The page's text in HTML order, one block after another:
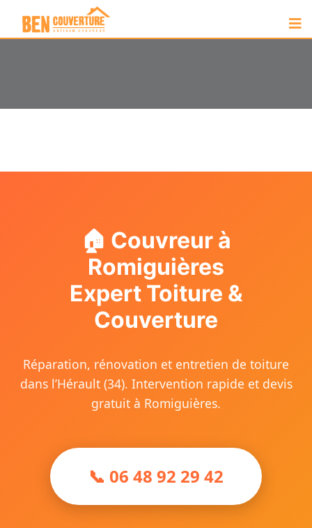
🏠 Couvreur à
Romiguières
Expert Toiture &
Couverture
Réparation, rénovation et entretien de toiture
dans l’Hérault (34). Intervention rapide et devis
gratuit à Romiguières.
📞 06 48 92 29 42